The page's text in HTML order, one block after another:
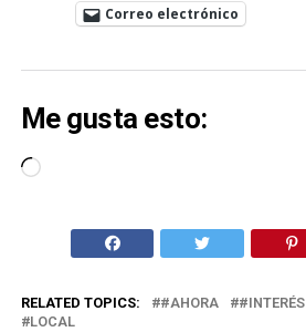
Correo electrónico
Me gusta esto:
Cargando...
RELATED TOPICS: #AHORA #INTERÉS
LOCAL